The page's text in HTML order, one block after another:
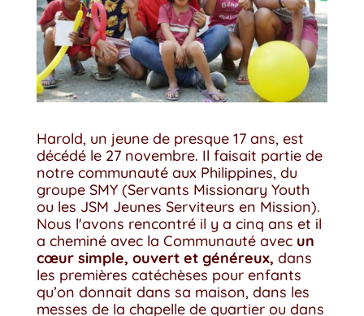
Harold, un jeune de presque 17 ans, est
décédé le 27 novembre. Il faisait partie de
notre communauté aux Philippines, du
groupe SMY (Servants Missionary Youth
ou les JSM Jeunes Serviteurs en Mission).
Nous l'avons rencontré il y a cinq ans et il
a cheminé avec la Communauté avec un
cœur simple, ouvert et généreux, dans
les premières catéchèses pour enfants
qu’on donnait dans sa maison, dans les
messes de la chapelle de quartier ou dans